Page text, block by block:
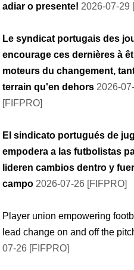
adiar o presente! 2026-07-29
Le syndicat portugais des
encourage ces dernières à
moteurs du changement,
terrain qu'en dehors 2026-
[FIFPRO]
El sindicato portugués de
empodera a las futbolistas
lideren cambios dentro y
campo 2026-07-26 [FIFPRO]
Player union empowering
lead change on and off the
07-26 [FIFPRO]